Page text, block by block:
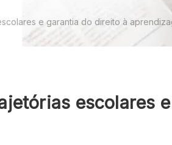
e garantia do direito à
escolares